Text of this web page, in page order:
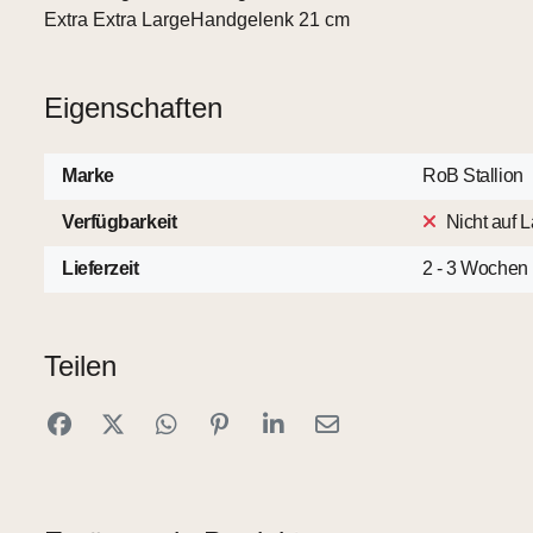
Extra Extra LargeHandgelenk 21 cm
Eigenschaften
Marke RoB Stallion
Verfügbarkeit Nicht auf
Lieferzeit 2 - 3 Wochen
Teilen